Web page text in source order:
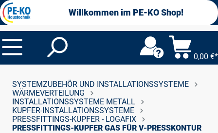
springen Willkommen im PE-KO Shop!
0,00 €*
SYSTEMZUBEHÖR UND INSTALLATIONSSYSTEME
WÄRMEVERTEILUNG
INSTALLATIONSSYSTEME METALL
KUPFER-INSTALLATIONSSYSTEME
PRESSFITTINGS-KUPFER - LOGAFIX
PRESSFITTINGS-KUPFER GAS FÜR V-PRESSKONTUR